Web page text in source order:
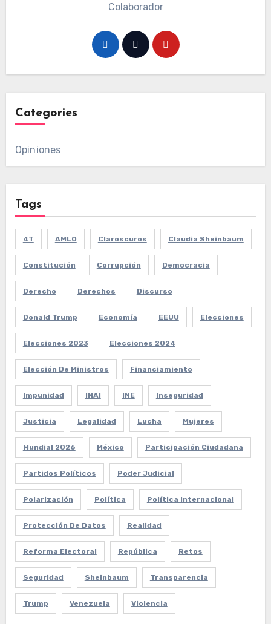
Colaborador
Categories
Opiniones
Tags
4T AMLO Claroscuros Claudia Sheinbaum
Constitución Corrupción Democracia
Derecho Derechos Discurso
Donald Trump Economía EEUU Elecciones
Elecciones 2023 Elecciones 2024
Elección De Ministros Financiamiento
Impunidad INAI INE Inseguridad
Justicia Legalidad Lucha Mujeres
Mundial 2026 México Participación Ciudadana
Partidos Políticos Poder Judicial
Polarización Política Política Internacional
Protección De Datos Realidad
Reforma Electoral República Retos
Seguridad Sheinbaum Transparencia
Trump Venezuela Violencia